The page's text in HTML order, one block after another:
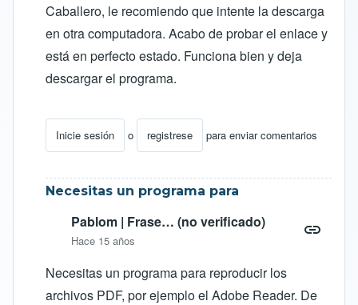
Caballero, le recomiendo que intente la descarga
en otra computadora. Acabo de probar el enlace y
está en perfecto estado. Funciona bien y deja
descargar el programa.
Inicie sesión o registrese para enviar comentarios
En respuesta a APASTYLE porLUIS GERMAN (no
Necesitas un programa para
Pablom | Frase… (no verificado)
Hace 15 años
Necesitas un programa para reproducir los
archivos PDF, por ejemplo el Adobe Reader. De